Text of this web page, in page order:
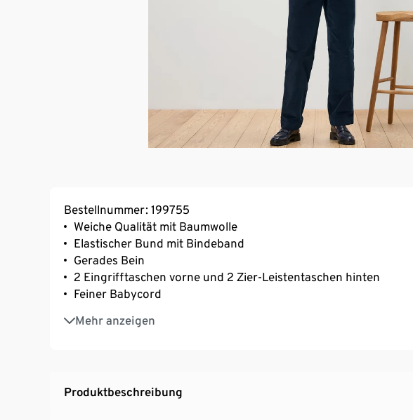
Bestellnummer: 199755
Weiche Qualität mit Baumwolle
Elastischer Bund mit Bindeband
Gerades Bein
2 Eingrifftaschen vorne und 2 Zier-Leistentaschen hinten
Feiner Babycord
Mehr anzeigen
Mit Elasthan: formbeständig, perfekter Sitz, hoher Tragekomfort
Produktbeschreibung